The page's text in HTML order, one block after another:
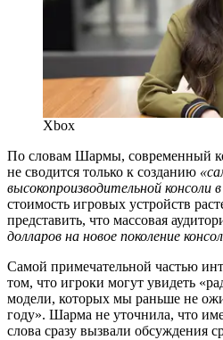
Xbox
По словам Шармы, современный
не сводится только к созданию
высокопроизводительной консоли
стоимость игровых устройств
представить, что массовая
долларов на новое поколение
Самой примечательной частью
том, что игроки могут увидеть
модели, которых мы раньше не
году». Шарма не уточнила, что
слова сразу вызвали обсуждения